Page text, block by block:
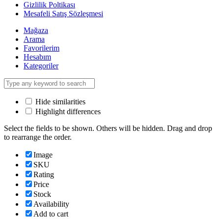
Gizlilik Poltikası
Mesafeli Satış Sözleşmesi
Mağaza
Arama
Favorilerim
Hesabım
Kategoriler
Hide similarities
Highlight differences
Select the fields to be shown. Others will be hidden. Drag and drop
to rearrange the order.
Image
SKU
Rating
Price
Stock
Availability
Add to cart